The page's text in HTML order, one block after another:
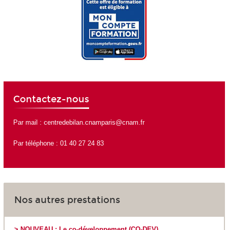
Contactez-nous
Par mail : centredebilan.cnamparis@cnam.fr
Par téléphone : 01 40 27 24 83
Nos autres prestations